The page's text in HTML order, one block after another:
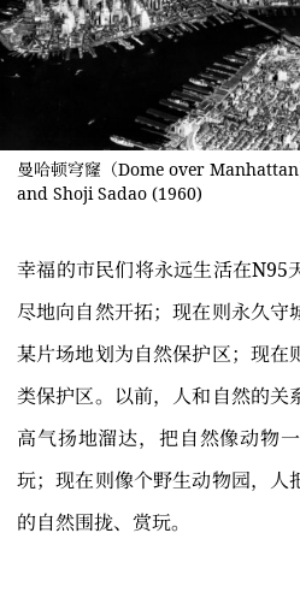
曼哈顿穹窿（Dome over
and Shoji Sadao (1960)
幸福的市民们将永远生活在N95
尽地向自然开拓；现在则永久守
某片场地划为自然保护区；现在
类保护区。以前，人和自然的关
高气扬地溜达，把自然像动物
玩；现在则像个野生动物园，人
的自然围拢、赏玩。